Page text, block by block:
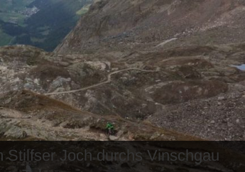
Stilfser Joch durchs Vinschgau